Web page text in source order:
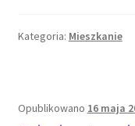
dlaczego
je
Kategoria: Mieszkanie
Opublikowano 16 maja